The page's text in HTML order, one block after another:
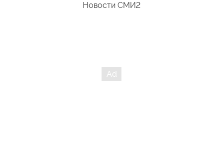
Новости СМИ2